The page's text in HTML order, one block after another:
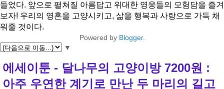
들었다. 앞으로 펼쳐질 아름답고 위대한 영웅들의 모험담을 즐겨
보자! 우리의 영혼을 고양시키고, 삶을 행복과 사랑으로 가득 채
워줄 것이다.
Powered by Blogger.
▼
에세이툰 - 달나무의 고양이방 7200원 :
아주 우연한 계기로 만난 두 마리의 길고